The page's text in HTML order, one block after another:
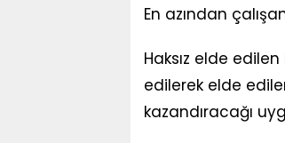
En azından
Haksız elde
edilerek elde
kazandıracağı